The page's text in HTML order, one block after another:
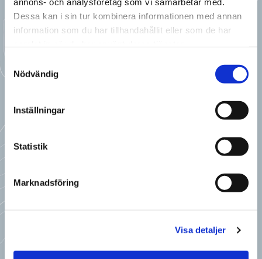
Dessa kan i sin tur kombinera informationen med annan
information som du har tillhandahållit eller som de har
Nödvändig
Inställningar
Statistik
Marknadsföring
Visa detaljer